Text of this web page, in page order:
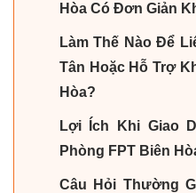
Hòa Có Đơn Giản
Làm Thế Nào Để
Tân Hoặc Hỗ Trợ
Hòa?
Lợi Ích Khi Giao
Phòng FPT Biên
Câu Hỏi Thường